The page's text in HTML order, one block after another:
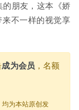
的朋友，这本《娇
不一样的视觉享
成为会员 ，名额
均为本站原创发